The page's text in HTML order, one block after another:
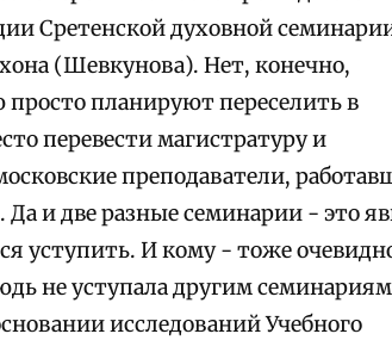
Сретенской духовной
(Шевкунова). Нет, конечно,
планируют переселить в
перевести магистратуру и
преподаватели,
Да и две разные семинарии - это
уступить. И кому - тоже
не уступала другим
исследований Учебного